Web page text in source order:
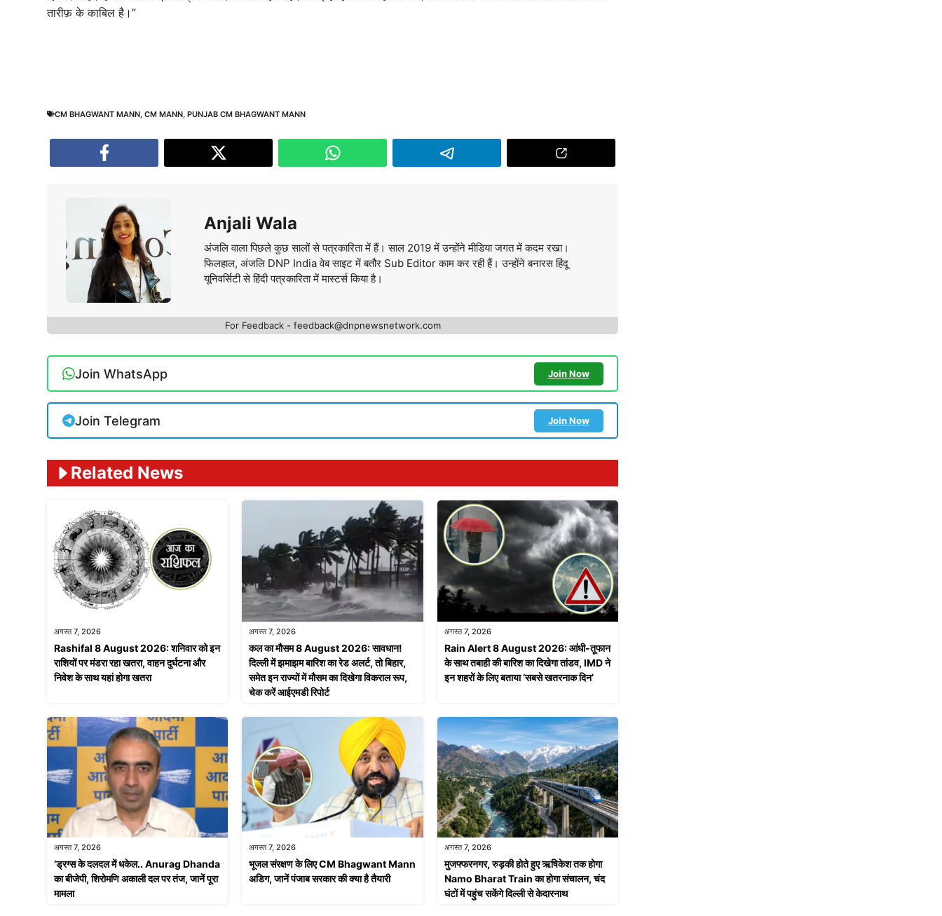
तारीफ़ के काबिल है।”
CM BHAGWANT MANN, CM MANN, PUNJAB CM BHAGWANT MANN
Anjali Wala
अंजलि वाला पिछले कुछ सालों से पत्रकारिता में हैं। साल 2019 में उन्होंने मीडिया जगत में कदम रखा।
फिलहाल, अंजलि DNP India वेब साइट में बतौर Sub Editor काम कर रही हैं। उन्होंने बनारस हिंदू
यूनिवर्सिटी से हिंदी पत्रकारिता में मास्टर्स किया है।
For Feedback - feedback@dnpnewsnetwork.com
Join WhatsApp Join Now
Join Telegram Join Now
Related News
अगस्त 7, 2026
Rashifal 8 August 2026: शनिवार को इन
राशियों पर मंडरा रहा खतरा, वाहन दुर्घटना और
निवेश के साथ यहां होगा खतरा
अगस्त 7, 2026
कल का मौसम 8 August 2026: सावधान!
दिल्ली में झमाझम बारिश का रेड अलर्ट, तो बिहार,
समेत इन राज्यों में मौसम का दिखेगा विकराल रूप,
चेक करें आईएमडी रिपोर्ट
अगस्त 7, 2026
Rain Alert 8 August 2026: आंधी-तूफान
के साथ तबाही की बारिश का दिखेगा तांडव, IMD ने
इन शहरों के लिए बताया ‘सबसे खतरनाक दिन’
अगस्त 7, 2026
‘ड्रग्स के दलदल में धकेल.. Anurag Dhanda
का बीजेपी, शिरोमणि अकाली दल पर तंज, जानें पूरा
मामला
अगस्त 7, 2026
भूजल संरक्षण के लिए CM Bhagwant Mann
अडिग, जानें पंजाब सरकार की क्या है तैयारी
अगस्त 7, 2026
मुजफ्फरनगर, रुड़की होते हुए ऋषिकेश तक होगा
Namo Bharat Train का होगा संचालन, चंद
घंटों में पहुंच सकेंगे दिल्ली से केदारनाथ